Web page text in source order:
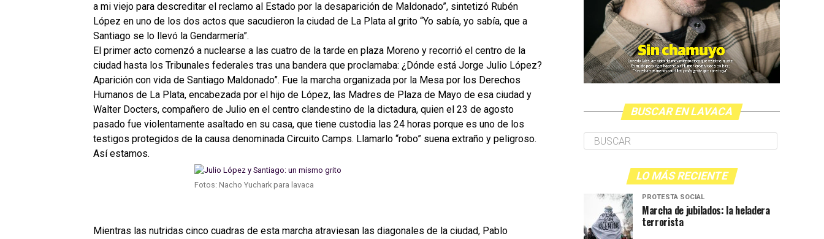
a mi viejo para descreditar el reclamo al Estado por la desaparición de Maldonado”, sintetizó Rubén
López en uno de los dos actos que sacudieron la ciudad de La Plata al grito “Yo sabía, yo sabía, que a
Santiago se lo llevó la Gendarmería”.
El primer acto comenzó a nuclearse a las cuatro de la tarde en plaza Moreno y recorrió el centro de la
ciudad hasta los Tribunales federales tras una bandera que proclamaba: ¿Dónde está Jorge Julio López?
Aparición con vida de Santiago Maldonado”. Fue la marcha organizada por la Mesa por los Derechos
Humanos de La Plata, encabezada por el hijo de López, las Madres de Plaza de Mayo de esa ciudad y
Walter Docters, compañero de Julio en el centro clandestino de la dictadura, quien el 23 de agosto
pasado fue violentamente asaltado en su casa, que tiene custodia las 24 horas porque es uno de los
testigos protegidos de la causa denominada Circuito Camps. Llamarlo “robo” suena extraño y peligroso.
Así estamos.
Fotos: Nacho Yuchark para lavaca
Mientras las nutridas cinco cuadras de esta marcha atraviesan las diagonales de la ciudad, Pablo
BUSCAR EN LAVACA
LO MÁS RECIENTE
PROTESTA SOCIAL
Marcha de jubilados: la heladera
terrorista